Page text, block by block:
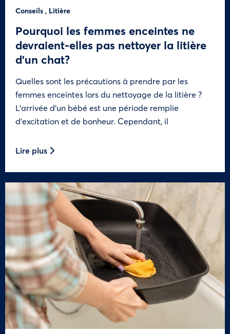
Conseils , Litière
Pourquoi les femmes enceintes ne
devraient-elles pas nettoyer la litière
d’un chat?
Quelles sont les précautions à prendre par les
femmes enceintes lors du nettoyage de la litière ?
L’arrivée d’un bébé est une période remplie
d’excitation et de bonheur. Cependant, il
Lire plus